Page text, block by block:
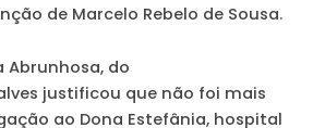
de Marcelo Rebelo de Sousa.
Abrunhosa, do
justificou que não foi mais
ao Dona Estefânia, hospital